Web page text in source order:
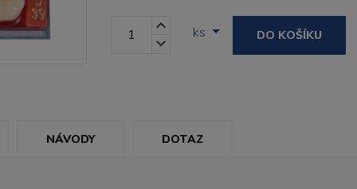
ks DO KOŠÍKU
NÁVODY DOTAZ